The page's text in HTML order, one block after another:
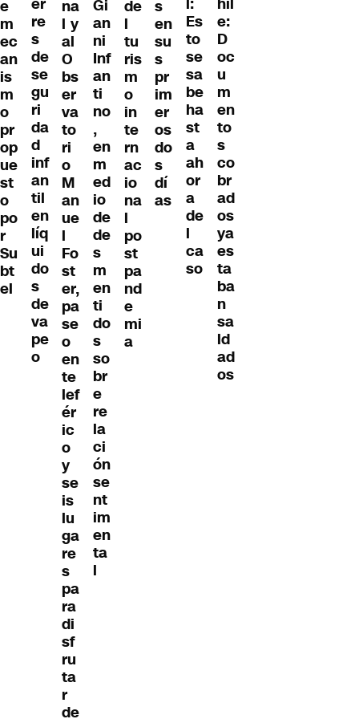
e
m
ec
an
is
m
o
pr
op
ue
st
o
po
r
Su
bt
el
re
s
de
se
gu
ri
da
d
inf
an
til
en
líq
ui
do
s
de
va
pe
o
na
l y
al
O
bs
er
va
to
ri
o
M
an
ue
l
Fo
st
er,
pa
se
o
en
te
lef
ér
ic
o
y
se
is
lu
ga
re
s
pa
ra
di
sf
ru
ta
r
de
Gi
an
ni
Inf
an
ti
no
,
en
m
ed
io
de
de
s
m
en
ti
do
s
so
br
e
re
la
ci
ón
se
nt
im
en
ta
l
de
l
tu
ris
m
o
in
te
rn
ac
io
na
l
po
st
pa
nd
e
mi
a
s
en
su
s
pr
im
er
os
do
s
dí
as
Es
to
se
sa
be
ha
st
a
ah
or
a
de
l
ca
so
e:
D
oc
u
m
en
to
s
co
br
ad
os
ya
es
ta
ba
n
sa
ld
ad
os